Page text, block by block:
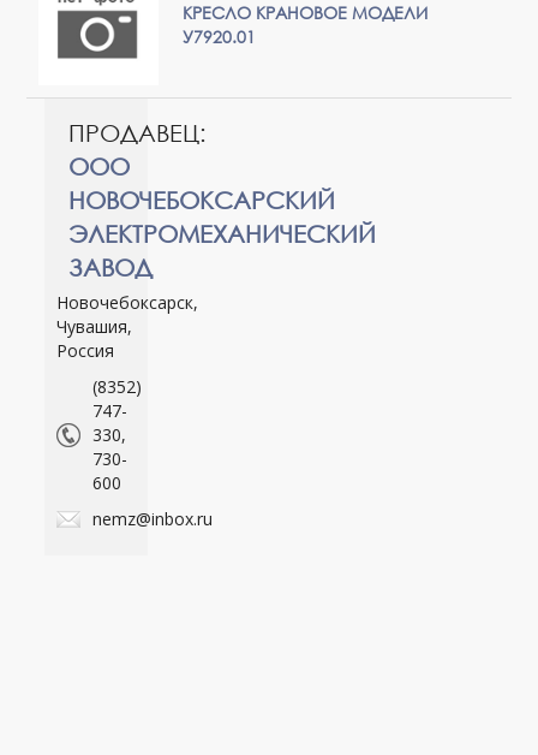
КРЕСЛО КРАНОВОЕ МОДЕЛИ
У7920.01
ПРОДАВЕЦ:
ООО
НОВОЧЕБОКСАРСКИЙ
ЭЛЕКТРОМЕХАНИЧЕСКИЙ
ЗАВОД
Новочебоксарск,
Чувашия,
Россия
(8352)
747-
330,
730-
600
nemz@inbox.ru